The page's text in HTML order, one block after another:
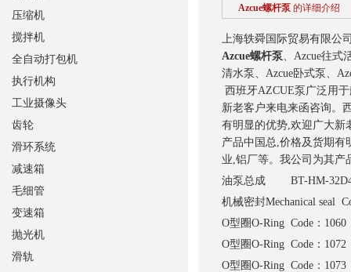
Azcue螺杆泵 的详细介绍
上海轶舜国际贸易有限公
Azcue螺杆泵、Azcue往
清水泵、Azcue卧式泵、
西班牙AZCUE泵广泛用
新老客户来电来函咨询。
有明显的优势,欢迎广大新
产品中国总,价格及货期有
业,铝厂等。我公司为其产
油泵总成 BT-HM-
机械密封Mechanical seal
O型圈O-Ring Code：1060
O型圈O-Ring Code：1072
O型圈O-Ring Code：1073
压缩机
搅拌机
全自动打包机
执行机构
工业摄像头
齿轮
滑环系统
减速箱
毛细管
变速箱
抛光机
滑轨